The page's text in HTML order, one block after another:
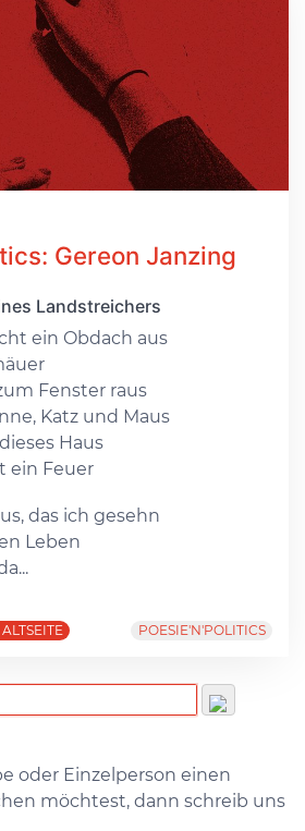
Gereon Janzing
Landstreichers
ein Obdach aus
Fenster raus
Katz und Maus
Haus
ein Feuer
das ich gesehn
Leben
POESIE'N'POLITICS
oder Einzelperson einen
möchtest, dann schreib uns